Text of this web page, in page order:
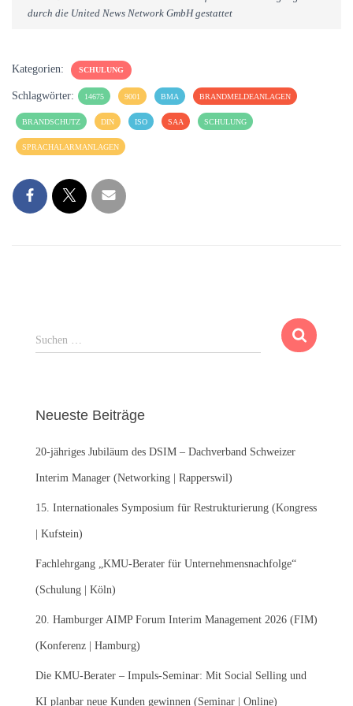
durch die United News Network GmbH gestattet
Kategorien: SCHULUNG
Schlagwörter: 14675 9001 BMA BRANDMELDEANLAGEN
BRANDSCHUTZ DIN ISO SAA SCHULUNG
SPRACHALARMANLAGEN
S
u
n
a
c
:
Suchen …
Neueste Beiträge
20-jähriges Jubiläum des DSIM – Dachverband Schweizer
Interim Manager (Networking | Rapperswil)
15. Internationales Symposium für Restrukturierung (Kongress
| Kufstein)
Fachlehrgang „KMU-Berater für Unternehmensnachfolge“
(Schulung | Köln)
20. Hamburger AIMP Forum Interim Management 2026 (FIM)
(Konferenz | Hamburg)
Die KMU-Berater – Impuls-Seminar: Mit Social Selling und
KI planbar neue Kunden gewinnen (Seminar | Online)